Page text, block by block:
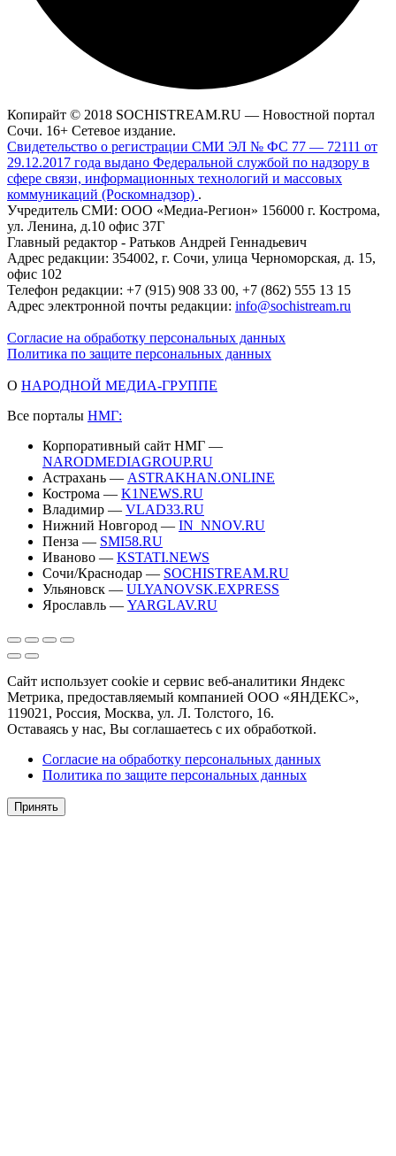
Копирайт © 2018 SOCHISTREAM.RU — Новостной портал
Сочи. 16+ Сетевое издание.
Свидетельство о регистрации СМИ ЭЛ № ФС 77 — 72111 от
29.12.2017 года выдано Федеральной службой по надзору в
сфере связи, информационных технологий и массовых
коммуникаций (Роскомнадзор) .
Учредитель СМИ: ООО «Медиа-Регион» 156000 г. Кострома,
ул. Ленина, д.10 офис 37Г
Главный редактор - Ратьков Андрей Геннадьевич
Адрес редакции: 354002, г. Сочи, улица Черноморская, д. 15,
офис 102
Телефон редакции: +7 (915) 908 33 00, +7 (862) 555 13 15
Адрес электронной почты редакции: info@sochistream.ru
Согласие на обработку персональных данных
Политика по защите персональных данных
О НАРОДНОЙ МЕДИА-ГРУППЕ
Все порталы НМГ:
Корпоративный сайт НМГ —
NARODMEDIAGROUP.RU
Астрахань — ASTRAKHAN.ONLINE
Кострома — K1NEWS.RU
Владимир — VLAD33.RU
Нижний Новгород — IN_NNOV.RU
Пенза — SMI58.RU
Иваново — KSTATI.NEWS
Сочи/Краснодар — SOCHISTREAM.RU
Ульяновск — ULYANOVSK.EXPRESS
Ярославль — YARGLAV.RU
Сайт использует cookie и сервис веб-аналитики Яндекс
Метрика, предоставляемый компанией ООО «ЯНДЕКС»,
119021, Россия, Москва, ул. Л. Толстого, 16.
Оставаясь у нас, Вы соглашаетесь с их обработкой.
Согласие на обработку персональных данных
Политика по защите персональных данных
Принять